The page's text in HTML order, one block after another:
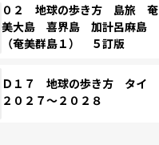
０２ 地球の歩き方 島旅 奄
美大島 喜界島 加計呂麻島
（奄美群島１） ５訂版
Ｄ１７ 地球の歩き方 タイ
２０２７～２０２８